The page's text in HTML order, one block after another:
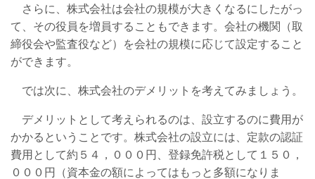
さらに、株式会社は会社の規模が大きくなるにしたがっ
て、その役員を増員することもできます。会社の機関（取
締役会や監査役など）を会社の規模に応じて設定すること
ができます。
では次に、株式会社のデメリットを考えてみましょう。
デメリットとして考えられるのは、設立するのに費用が
かかるということです。株式会社の設立には、定款の認証
費用として約５４，０００円、登録免許税として１５０，
０００円（資本金の額によってはもっと多額になりま